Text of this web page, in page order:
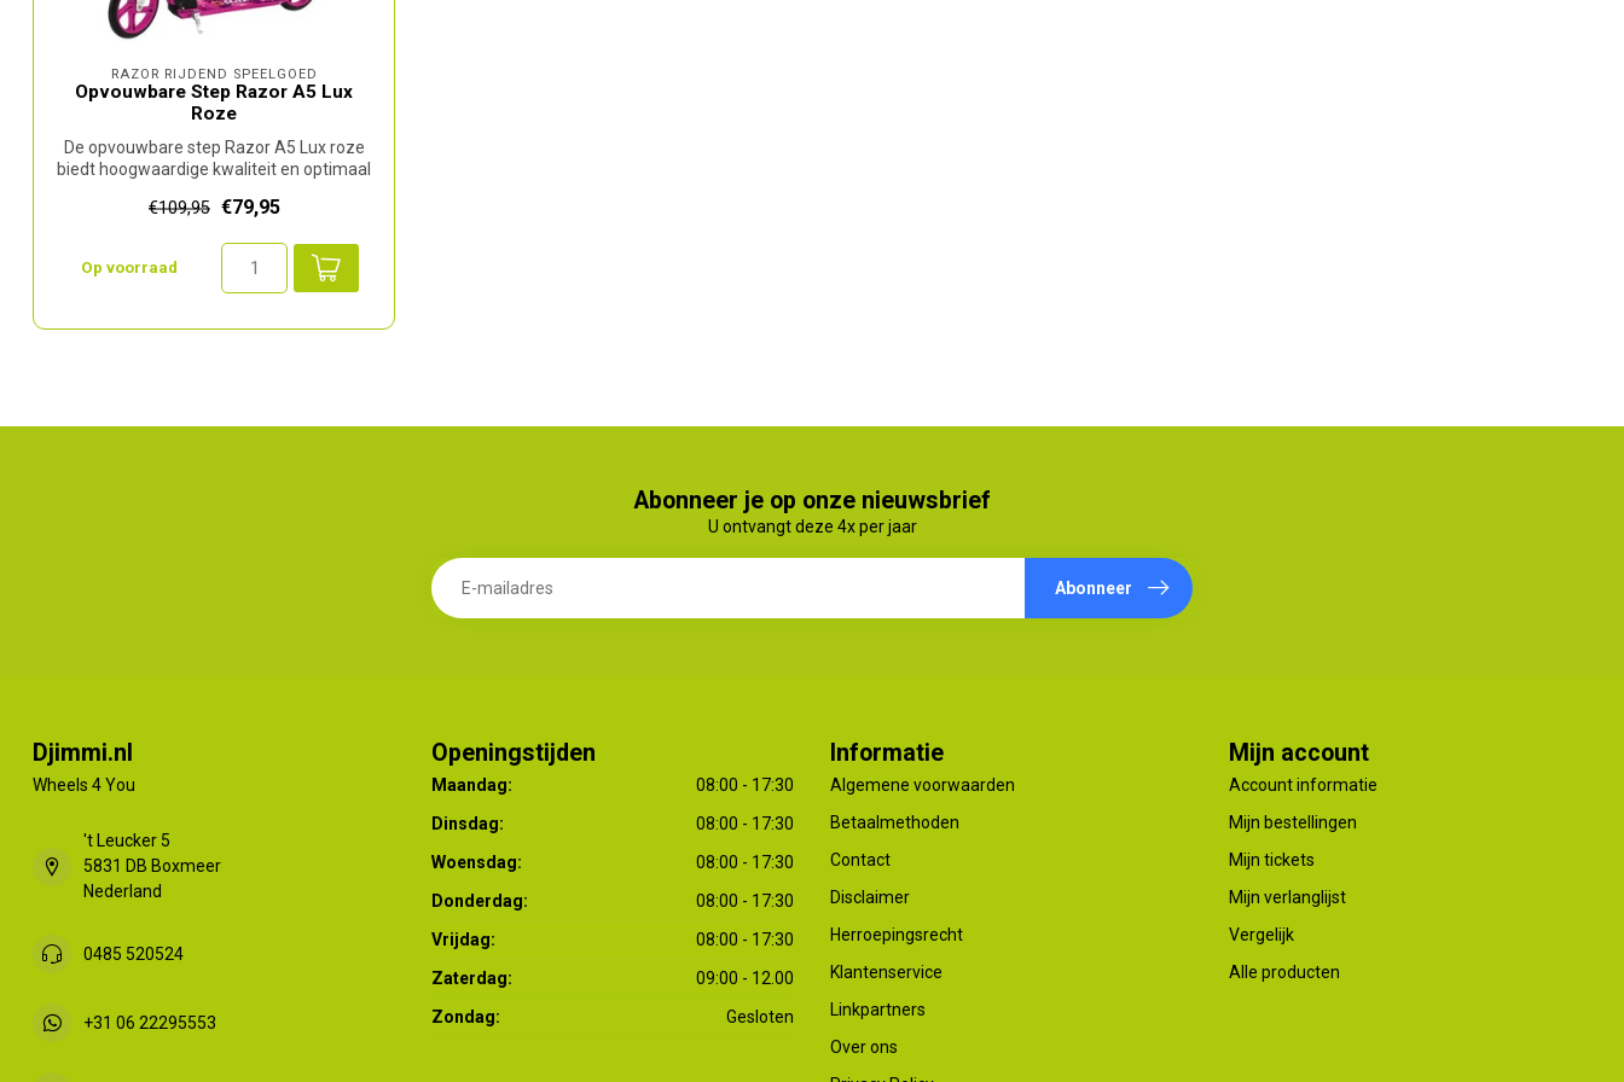
RAZOR RIJDEND SPEELGOED
Opvouwbare Step Razor A5 Lux
Roze
De opvouwbare step Razor A5 Lux roze
biedt hoogwaardige kwaliteit en optimaal
€109,95 €79,95
Op voorraad
Abonneer je op onze nieuwsbrief
U ontvangt deze 4x per jaar
Abonneer
Djimmi.nl
Wheels 4 You
't Leucker 5
5831 DB Boxmeer
Nederland
0485 520524
+31 06 22295553
Openingstijden
Maandag:
08:00 - 17:30
Dinsdag:
08:00 - 17:30
Woensdag:
08:00 - 17:30
Donderdag:
08:00 - 17:30
Vrijdag:
08:00 - 17:30
Zaterdag:
09:00 - 12.00
Zondag:
Gesloten
Informatie
Algemene voorwaarden
Betaalmethoden
Contact
Disclaimer
Herroepingsrecht
Klantenservice
Linkpartners
Over ons
Mijn account
Account informatie
Mijn bestellingen
Mijn tickets
Mijn verlanglijst
Vergelijk
Alle producten